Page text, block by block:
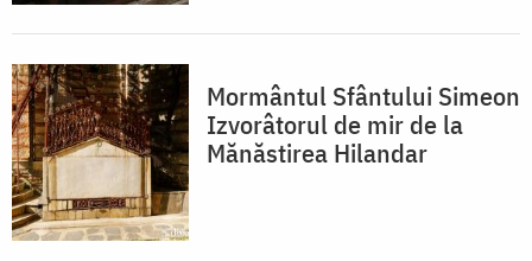
Mormântul Sfântului Simeon
Izvorâtorul de mir de la
Mănăstirea Hilandar